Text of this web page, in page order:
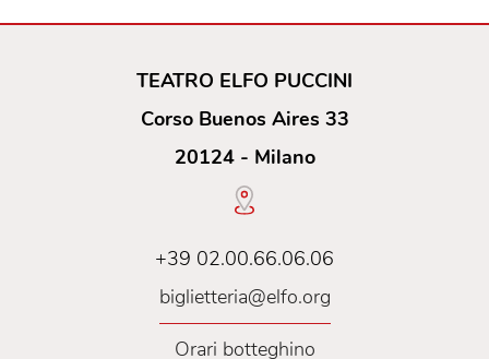
TEATRO ELFO PUCCINI
Corso Buenos Aires 33
20124 - Milano
+39 02.00.66.06.06
biglietteria@elfo.org
Orari botteghino